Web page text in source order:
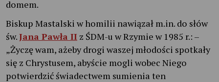
domem.
Biskup Mastalski w homilii nawiązał m.in. do słów
św.Jana Pawła II z ŚDM-u w Rzymie w 1985 r.: –
„Życzę wam, ażeby drogi waszej młodości spotkały
się z Chrystusem, abyście mogli wobec Niego
potwierdzić świadectwem sumienia ten